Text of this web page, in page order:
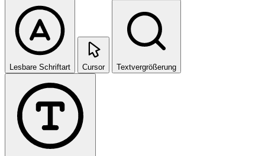
Lesbare Schriftart Cursor Textvergrößerung